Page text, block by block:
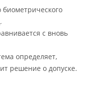
с вновь
определяет,
решение о допуске.